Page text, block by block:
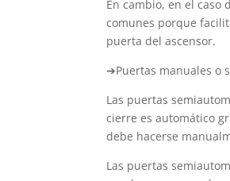
En cambio, en el caso
comunes porque
puerta del ascensor.
➔Puertas manuales o
Las puertas
cierre es automático
debe hacerse
Las puertas